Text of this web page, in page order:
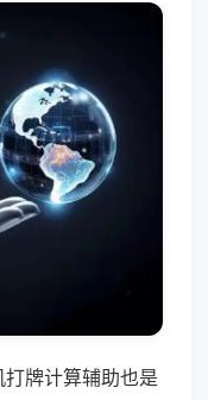
牌计算辅助也是